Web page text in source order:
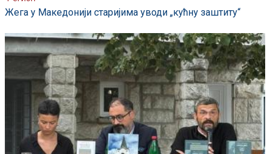
Жега у Македонији старијима уводи „кућну заштиту“